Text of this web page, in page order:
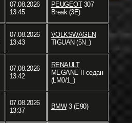
07.08.2026
13:45
PEUGEOT307
Break (3E)
07.08.2026
13:43
VOLKSWAGEN
TIGUAN (5N_)
07.08.2026
13:42
RENAULT
MEGANE II седан
(LM0/1_)
07.08.2026
13:37
BMW3 (E90)